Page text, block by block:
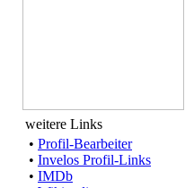
weitere Links
• Profil-Bearbeiter
• Invelos Profil-Links
• IMDb